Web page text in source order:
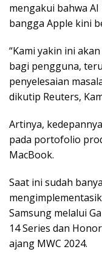
mengakui bahwa
bangga Apple kini
“Kami yakin ini
bagi pengguna,
penyelesaian
dikutip Reuters,
Artinya,
pada portofolio
MacBook.
Saat ini sudah
Samsung melalui
14 Series dan
ajang MWC 2024.